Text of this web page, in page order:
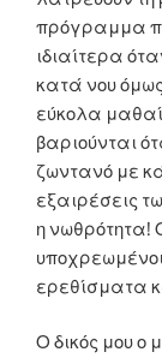
πρόγραμμα
ιδιαίτερα
κατά νου
εύκολα
βαριούνται
ζωντανό με
εξαιρέσεις
η νωθρότητα!
ερεθίσματα
Ο δικός μου ο